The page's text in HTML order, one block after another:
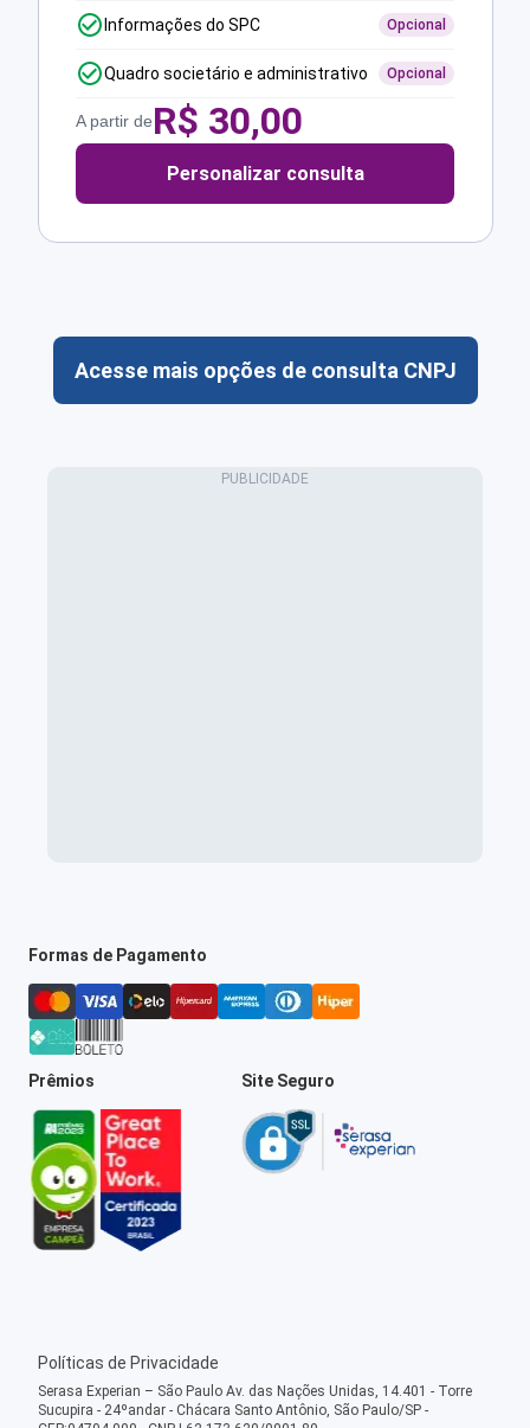
Informações do SPC Opcional
Quadro societário e administrativo Opcional
A partir deR$ 30,00
Personalizar consulta
Acesse mais opções de consulta CNPJ
Formas de Pagamento
Prêmios Site Seguro
Políticas de Privacidade
Serasa Experian – São Paulo Av. das Nações Unidas, 14.401 - Torre
Sucupira - 24ºandar - Chácara Santo Antônio, São Paulo/SP -